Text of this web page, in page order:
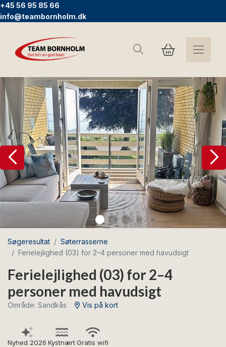
+45 56 95 85 66
info@teambornholm.dk
Søg
Søgeresultat
Søterrasserne
Ferielejlighed (03) for 2–4 personer med havudsigt
Ferielejlighed (03) for 2–4
personer med havudsigt
Område: Sandkås Vis på kort
Nyhed 2026 KystnærtGratis wifi